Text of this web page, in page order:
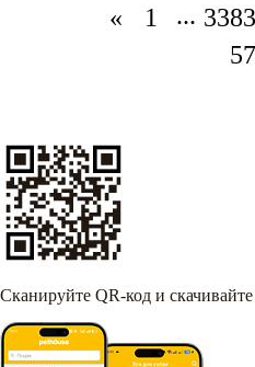
« 1 ... 338
Сканируйте QR-код и